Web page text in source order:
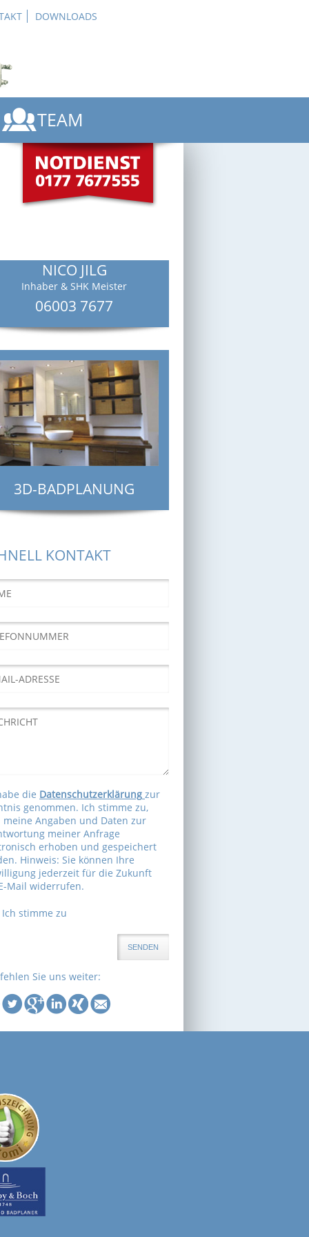
DOWNLOADS
TEAM
NICO JILG
Inhaber & SHK Meister
06003 7677
3D-BADPLANUNG
KONTAKT
die Datenschutzerklärung zur
genommen. Ich stimme zu,
meine Angaben und Daten zur
meiner Anfrage
erhoben und gespeichert
Hinweis: Sie können Ihre
jederzeit für die Zukunft
Mail widerrufen.
Ich stimme zu
SENDEN
Sie uns weiter: